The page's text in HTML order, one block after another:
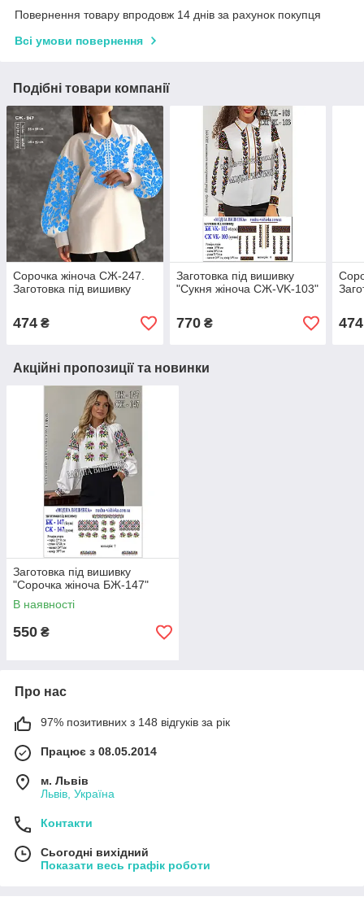
Повернення товару впродовж 14 днів за рахунок покупця
Всі умови повернення
Подібні товари компанії
Сорочка жіноча СЖ-247.
Заготовка під вишивку
474 ₴
Заготовка під вишивку
"Сукня жіноча СЖ-VK-103"
770₴ 474
Акційні пропозиції та новинки
Заготовка під вишивку
"Сорочка жіноча БЖ-147"
В наявності
550 ₴
Про нас
97% позитивних з 148 відгуків за рік
Працює з 08.05.2014
м. Львів
Львів, Україна
Контакти
Сьогодні вихідний
Показати весь графік роботи